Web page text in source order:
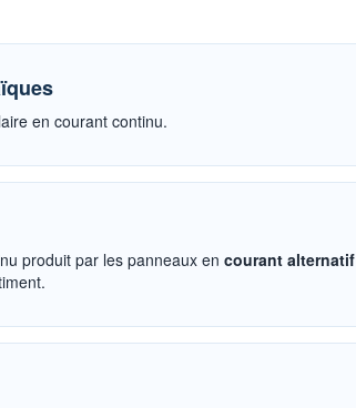
en courant continu.
produit par les panneaux encourant alternatif